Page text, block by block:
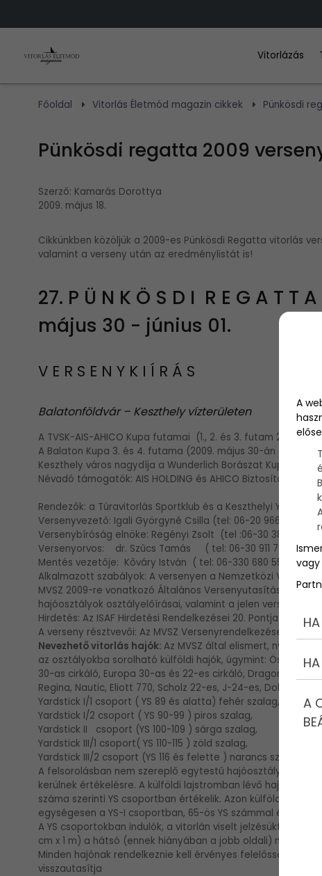
Vitorlázás
Főoldal Vitorlás Életmód magazin cikkek Pünkösdi
Pünkösdi regatta 2009
Szerző: Kamarás Dorottya
2009. május 18.
Cikkünkben közöljük a 2009-es Pünkösdi Regatta vitorlás
valamint a verseny után az eredménylistát is!
27. P Ü N K Ö S D I R E G A T
május 30 - június 01.
V E R S E N Y K I Í R Á S
Balatonföldvár – Keszthely vízterületen
A TVSK-AIS-AHICO Kupa futamai (1., 2. és 3. futam 2009.
A Balaton Kupa 3. és 4. futama (2009. május 30-án és június
Keszthely város nagydíja a Wunderlich Borászat Kupájáért
Névadó támogatók: AIS HOLDING és AHICO Biztosító Zrt.
Rendezők: a Túravitorlás Sportklub és a Keszthelyi Yacht Club
Versenyvezető: Igali Györgyné Csilla (tel: 06-20 966 3469 )
Versenybíróság elnöke: Regényi Zsolt (tel :06-30 389 1264 )
Versenyorvos: dr. Szűcs Tamás ( tel: 06-30 911 7819 )
Mentés vezetője: Kőváry István ( tel: 06-330 680 5531
Alkalmazott szabályok: A versenyen a Nemzetközi Vitorlás
MVSZ 2009-re vonatkozó Általános Versenyutasítás és
hajóosztályok osztályelőírásai, valamint a jelen versenykiírás
Hirdetés: Az ISAF Hirdetési Rendelkezései 20. Pontja szerinti
A verseny résztvevői: Az MVSZ Versenyrendelkezései 1.
Nevezhető vitorlás hajók: Az MVSZ által elismert,
az osztályokba sorolható külföldi hajók, úgymint: Összevont
30-as cirkáló, Europa 30-as és 22-es cirkáló, Dragon, 33-as,
Regina, Nautic, Eliott 770, Scholz 22-es, J-24-es, Dolphin, 25-
Yardstick I/1 csoport ( YS 89 és alatta) fehér szalag,
Yardstick I/2 csoport ( YS 90-99 ) piros szalag,
Yardstick II csoport (YS 100-109 ) sárga szalag,
Yardstick III/1 csoport( YS 110-115 ) zöld szalag,
Yardstick III/2 csoport (YS 116 és felette ) narancs szalag.
A felsorolásban nem szereplő egytestű hajóosztályok (pl.
kerülnek értékelésre. A külföldi lajstromban lévő hajókat a
száma szerinti YS csoportban értékelik. Azon külföldi
egységesen a YS-I csoportban, 65-ös YS számmal értékelik
A YS csoportokban indulók, a vitorlán viselt jelzésüktől
cm x 1 m) a hátsó (ennek hiányában a jobb oldali) merevítőn.
Minden hajónak rendelkeznie kell érvényes
visszautasítja
A
vagy
A